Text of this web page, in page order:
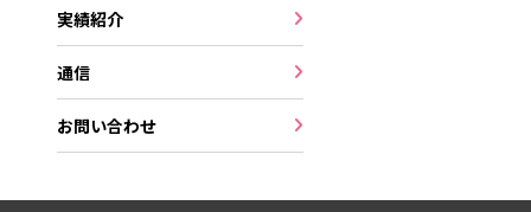
実績紹介
通信
お問い合わせ